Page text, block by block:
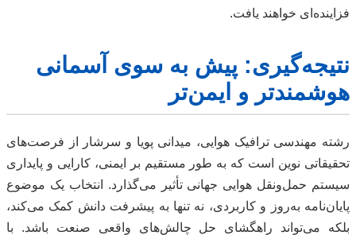
فزاینده‌ای خواهند یافت.
نتیجه‌گیری: پیش به سوی آسمانی
هوشمندتر و ایمن‌تر
رشته مهندسی ترافیک هوایی، میدانی پویا و سرشار از فرصت‌های
تحقیقاتی نوین است که به طور مستقیم بر ایمنی، کارایی و پایداری
سیستم حمل‌ونقل هوایی جهانی تأثیر می‌گذارد. انتخاب یک موضوع
پایان‌نامه به‌روز و کاربردی، نه تنها به پیشرفت دانش کمک می‌کند،
بلکه می‌تواند راهگشای حل چالش‌های واقعی صنعت باشد. با